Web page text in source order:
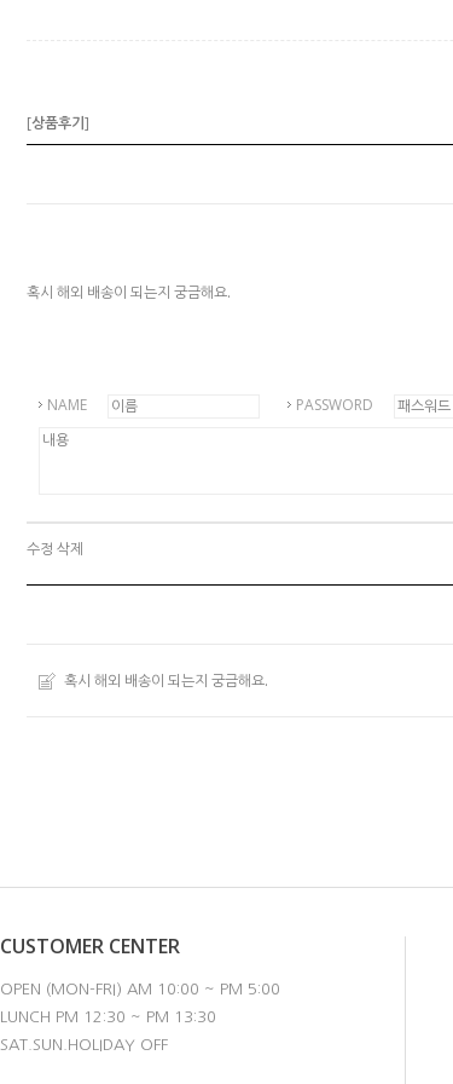
[상품후기]
혹시 해외 배송이 되는지 궁금해요.
NAME PASSWORD
수정 삭제
혹시 해외 배송이 되는지 궁금해요.
CUSTOMER CENTER
OPEN (MON-FRI) AM 10:00 ~ PM 5:00
LUNCH PM 12:30 ~ PM 13:30
SAT.SUN.HOLIDAY OFF